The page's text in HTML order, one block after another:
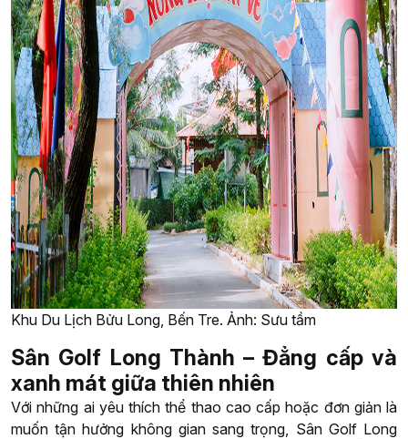
Khu Du Lịch Bửu Long, Bến Tre. Ảnh: Sưu tầm
Sân Golf Long Thành – Đẳng cấp và
xanh mát giữa thiên nhiên
Với những ai yêu thích thể thao cao cấp hoặc đơn giản là
muốn tận hưởng không gian sang trọng, Sân Golf Long